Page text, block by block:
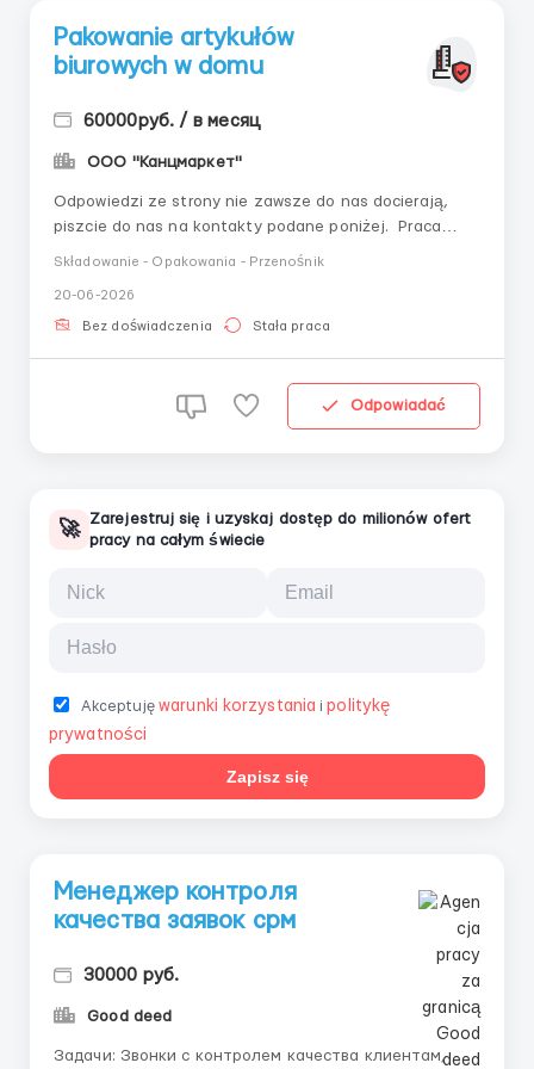
Pakowanie artykułów
biurowych w domu
60000руб. / в месяц
ООО "Канцмаркет"
Odpowiedzi ze strony nie zawsze do nas docierają,
piszcie do nas na kontakty podane poniżej. Praca
polega na pakowaniu artykułów biurowych w domu.
punktualność. Praca niewymagająca specjalnego
przygotowania. Doświadczenie nie jest wymagane.
Składowanie - Opakowania - Przenośnik
20-06-2026
Bez doświadczenia Stała praca
Odpowiadać
🚀
Zarejestruj się i uzyskaj dostęp do milionów ofert
pracy na całym świecie
Akceptujęwarunki korzystania i politykę
prywatności
Zapisz się
Менеджер контроля
качества заявок срм
30000 руб.
Good deed
Задачи: Звонки с контролем качества клиентам,